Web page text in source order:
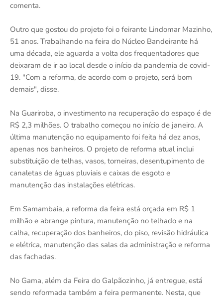
comenta.
Outro que gostou do projeto foi o feirante Lindomar Mazinho,
51 anos. Trabalhando na feira do Núcleo Bandeirante há
uma década, ele aguarda a volta dos frequentadores que
deixaram de ir ao local desde o início da pandemia de covid-
19. "Com a reforma, de acordo com o projeto, será bom
demais", disse.
Na Guariroba, o investimento na recuperação do espaço é de
R$ 2,3 milhões. O trabalho começou no início de janeiro. A
última manutenção no equipamento foi feita há dez anos,
apenas nos banheiros. O projeto de reforma atual inclui
substituição de telhas, vasos, torneiras, desentupimento de
canaletas de águas pluviais e caixas de esgoto e
manutenção das instalações elétricas.
Em Samambaia, a reforma da feira está orçada em R$ 1
milhão e abrange pintura, manutenção no telhado e na
calha, recuperação dos banheiros, do piso, revisão hidráulica
e elétrica, manutenção das salas da administração e reforma
das fachadas.
No Gama, além da Feira do Galpãozinho, já entregue, está
sendo reformada também a feira permanente. Nesta, que